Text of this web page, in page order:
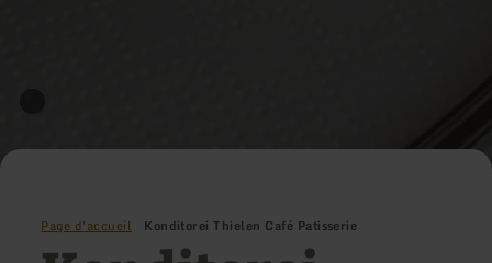
Page d'accueil Konditorei Thielen Café Patisserie